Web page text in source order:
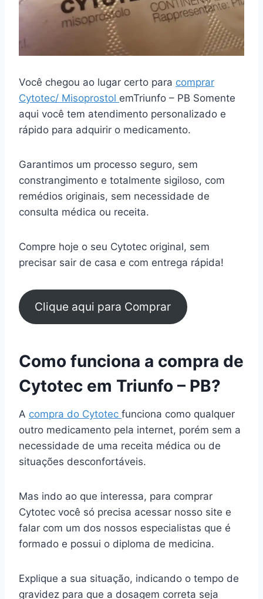
Você chegou ao lugar certo para comprar
Cytotec/ Misoprostol emTriunfo – PB Somente
aqui você tem atendimento personalizado e
rápido para adquirir o medicamento.
Garantimos um processo seguro, sem
constrangimento e totalmente sigiloso, com
remédios originais, sem necessidade de
consulta médica ou receita.
Compre hoje o seu Cytotec original, sem
precisar sair de casa e com entrega rápida!
Clique aqui para Comprar
Como funciona a compra de
Cytotec em Triunfo – PB?
A compra do Cytotec funciona como qualquer
outro medicamento pela internet, porém sem a
necessidade de uma receita médica ou de
situações desconfortáveis.
Mas indo ao que interessa, para comprar
Cytotec você só precisa acessar nosso site e
falar com um dos nossos especialistas que é
formado e possui o diploma de medicina.
Explique a sua situação, indicando o tempo de
gravidez para que a dosagem correta seja